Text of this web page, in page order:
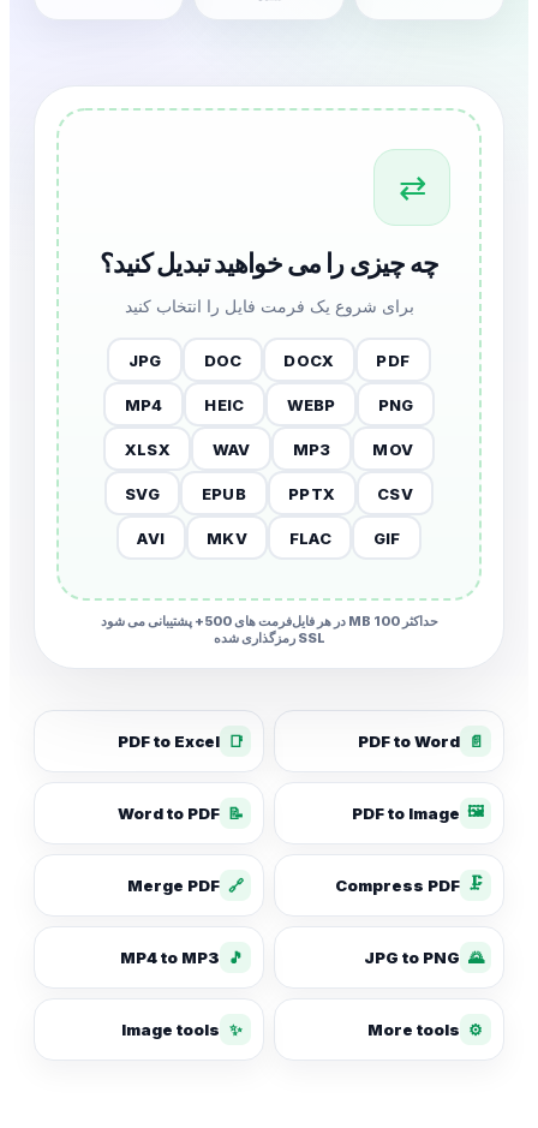
⇄
چه چیزی را می خواهید تبدیل کنید؟
برای شروع یک فرمت فایل را انتخاب کنید
PDF
DOCX
DOC
JPG
PNG
WEBP
HEIC
MP4
MOV
MP3
WAV
XLSX
CSV
PPTX
EPUB
SVG
GIF
FLAC
MKV
AVI
حداکثر 100 MB در هر فایل
فرمت های 500+ پشتیبانی می شود
SSL رمزگذاری شده
📄
PDF to Word
📑
PDF to Excel
🖼️
PDF to Image
📝
Word to PDF
🗜️
Compress PDF
🔗
Merge PDF
🌄
JPG to PNG
🎵
MP4 to MP3
⚙️
More tools
✨
Image tools